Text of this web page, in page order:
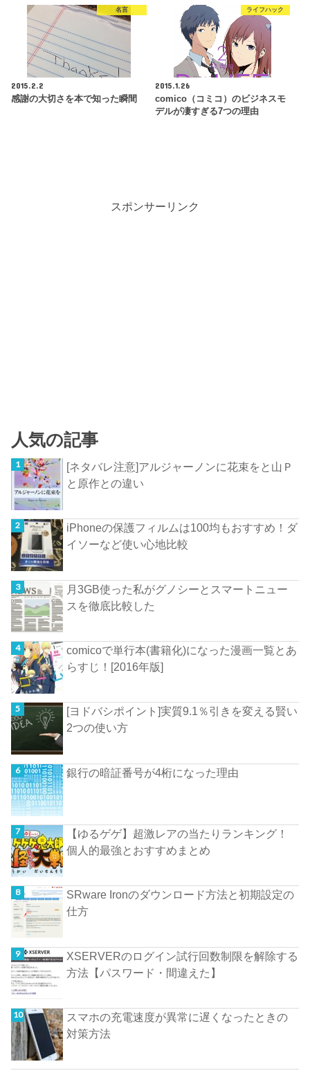
名言
2015.2.2
感謝の大切さを本で知った瞬間
ライフハック
2015.1.26
comico（コミコ）のビジネスモ
デルが凄すぎる7つの理由
スポンサーリンク
人気の記事
[ネタバレ注意]アルジャーノンに花束をと山Ｐ
と原作との違い
iPhoneの保護フィルムは100均もおすすめ！ダ
イソーなど使い心地比較
月3GB使った私がグノシーとスマートニュー
スを徹底比較した
comicoで単行本(書籍化)になった漫画一覧とあ
らすじ！[2016年版]
[ヨドバシポイント]実質9.1％引きを変える賢い
2つの使い方
銀行の暗証番号が4桁になった理由
【ゆるゲゲ】超激レアの当たりランキング！
個人的最強とおすすめまとめ
SRware Ironのダウンロード方法と初期設定の
仕方
XSERVERのログイン試行回数制限を解除する
方法【パスワード・間違えた】
スマホの充電速度が異常に遅くなったときの
対策方法